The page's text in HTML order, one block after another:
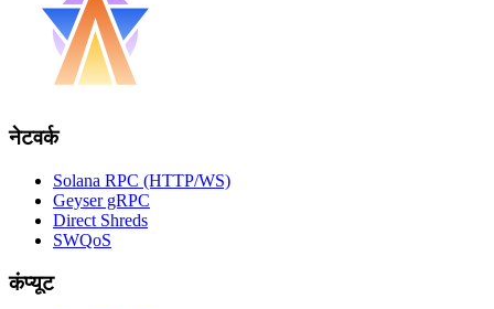
नेटवर्क
Solana RPC (HTTP/WS)
Geyser gRPC
Direct Shreds
SWQoS
कंप्यूट